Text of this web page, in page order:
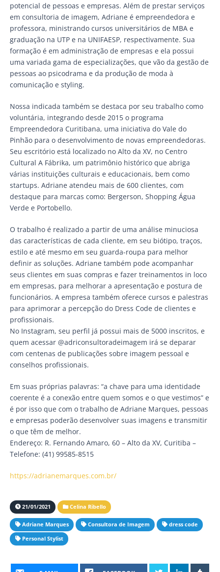
potencial de pessoas e empresas. Além de prestar serviços
em consultoria de imagem, Adriane é empreendedora e
professora, ministrando cursos universitários de MBA e
graduação na UTP e na UNIFAESP, respectivamente. Sua
formação é em administração de empresas e ela possui
uma variada gama de especializações, que vão da gestão de
pessoas ao psicodrama e da produção de moda à
comunicação e styling.
Nossa indicada também se destaca por seu trabalho como
voluntária, integrando desde 2015 o programa
Empreendedora Curitibana, uma iniciativa do Vale do
Pinhão para o desenvolvimento de novas empreendedoras.
Seu escritório está localizado no Alto da XV, no Centro
Cultural A Fábrika, um patrimônio histórico que abriga
várias instituições culturais e educacionais, bem como
startups. Adriane atendeu mais de 600 clientes, com
destaque para marcas como: Bergerson, Shopping Água
Verde e Portobello.
O trabalho é realizado a partir de uma análise minuciosa
das características de cada cliente, em seu biótipo, traços,
estilo e até mesmo em seu guarda-roupa para melhor
definir as soluções. Adriane também pode acompanhar
seus clientes em suas compras e fazer treinamentos in loco
em empresas, para melhorar a apresentação e postura de
funcionários. A empresa também oferece cursos e palestras
para aprimorar a percepção do Dress Code de clientes e
profissionais.
No Instagram, seu perfil já possui mais de 5000 inscritos, e
quem acessar @adriconsultoradeimagem irá se deparar
com centenas de publicações sobre imagem pessoal e
conselhos profissionais.
Em suas próprias palavras: “a chave para uma identidade
coerente é a conexão entre quem somos e o que vestimos” e
é por isso que com o trabalho de Adriane Marques, pessoas
e empresas poderão desenvolver suas imagens e transmitir
o que têm de melhor.
Endereço: R. Fernando Amaro, 60 – Alto da XV, Curitiba –
Telefone: (41) 99585-8515
https://adrianemarques.com.br/
21/01/2021 Celina Ribello
Adriane Marques Consultora de Imagem
dress code
Personal Stylist